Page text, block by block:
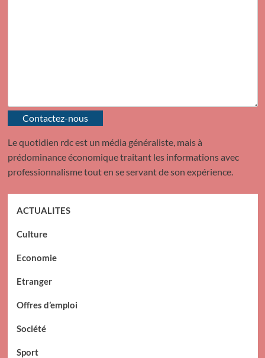
Contactez-nous
Le quotidien rdc est un média généraliste, mais à
prédominance économique traitant les informations avec
professionnalisme tout en se servant de son expérience.
ACTUALITES
Culture
Economie
Etranger
Offres d’emploi
Société
Sport